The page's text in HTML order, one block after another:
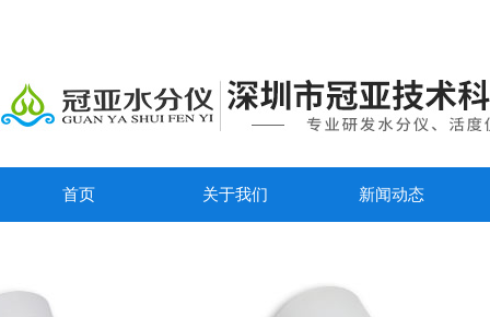
首页 关于我们 新闻动态